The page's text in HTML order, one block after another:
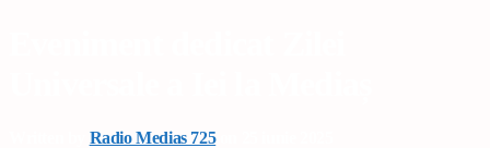
Radio Medias 725on 25 iunie 2025